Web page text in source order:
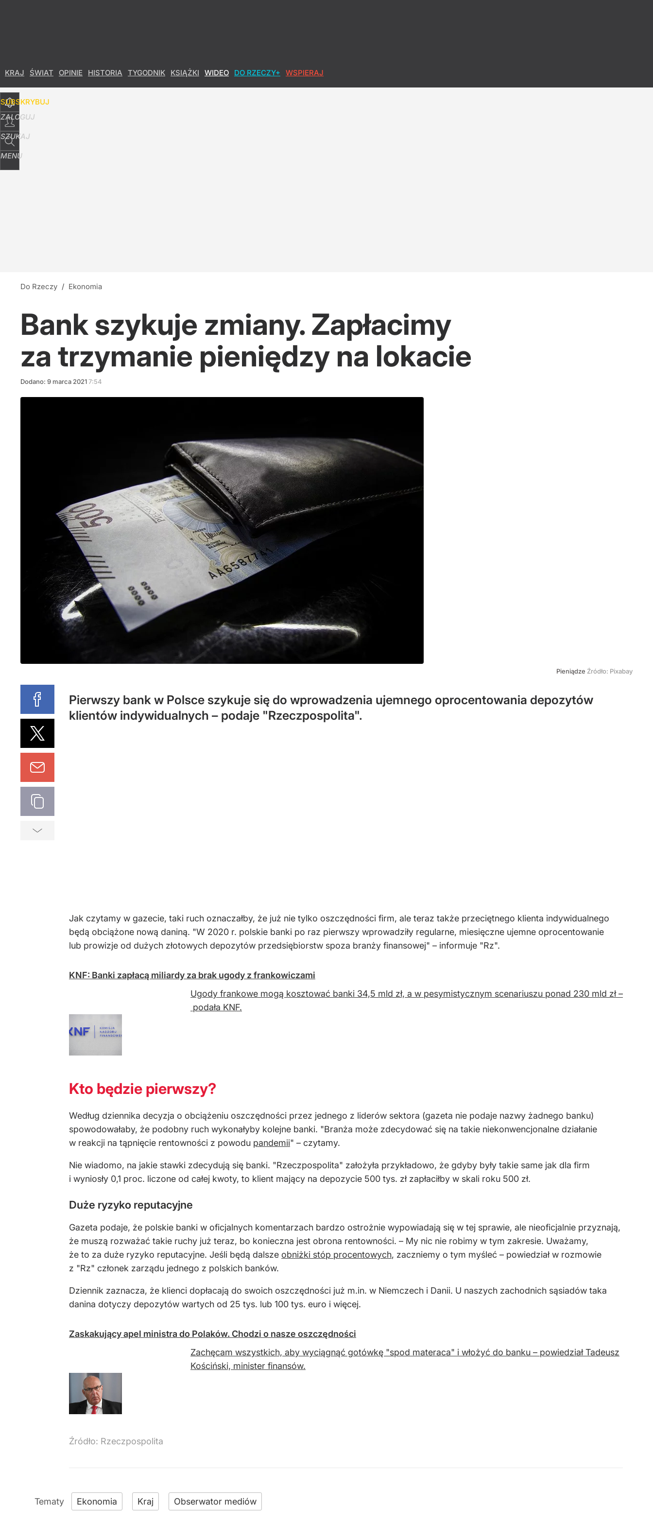
KRAJ ŚWIAT OPINIE HISTORIA TYGODNIK KSIĄŻKI WIDEO DO RZECZY+ WSPIERAJ
SUBSKRYBUJ
ZALOGUJ
SZUKAJ
MENU
Do Rzeczy / Ekonomia
Bank szykuje zmiany. Zapłacimy
za trzymanie pieniędzy na lokacie
Dodano: 9 marca 20217:54
Pieniądze Źródło: Pixabay
Pierwszy bank w Polsce szykuje się do wprowadzenia ujemnego oprocentowania depozytów
klientów indywidualnych – podaje "Rzeczpospolita".
Jak czytamy w gazecie, taki ruch oznaczałby, że już nie tylko oszczędności firm, ale teraz także przeciętnego klienta indywidualnego
będą obciążone nową daniną. "W 2020 r. polskie banki po raz pierwszy wprowadziły regularne, miesięczne ujemne oprocentowanie
lub prowizje od dużych złotowych depozytów przedsiębiorstw spoza branży finansowej" – informuje "Rz".
KNF: Banki zapłacą miliardy za brak ugody z frankowiczami
Ugody frankowe mogą kosztować banki 34,5 mld zł, a w pesymistycznym scenariuszu ponad 230 mld zł –
podała KNF.
Kto będzie pierwszy?
Według dziennika decyzja o obciążeniu oszczędności przez jednego z liderów sektora (gazeta nie podaje nazwy żadnego banku)
spowodowałaby, że podobny ruch wykonałyby kolejne banki. "Branża może zdecydować się na takie niekonwencjonalne działanie
w reakcji na tąpnięcie rentowności z powodu pandemii" – czytamy.
Nie wiadomo, na jakie stawki zdecydują się banki. "Rzeczpospolita" założyła przykładowo, że gdyby były takie same jak dla firm
i wyniosły 0,1 proc. liczone od całej kwoty, to klient mający na depozycie 500 tys. zł zapłaciłby w skali roku 500 zł.
Duże ryzyko reputacyjne
Gazeta podaje, że polskie banki w oficjalnych komentarzach bardzo ostrożnie wypowiadają się w tej sprawie, ale nieoficjalnie przyznają,
że muszą rozważać takie ruchy już teraz, bo konieczna jest obrona rentowności. – My nic nie robimy w tym zakresie. Uważamy,
że to za duże ryzyko reputacyjne. Jeśli będą dalsze obniżki stóp procentowych, zaczniemy o tym myśleć – powiedział w rozmowie
z "Rz" członek zarządu jednego z polskich banków.
Dziennik zaznacza, że klienci dopłacają do swoich oszczędności już m.in. w Niemczech i Danii. U naszych zachodnich sąsiadów taka
danina dotyczy depozytów wartych od 25 tys. lub 100 tys. euro i więcej.
Zaskakujący apel ministra do Polaków. Chodzi o nasze oszczędności
Zachęcam wszystkich, aby wyciągnąć gotówkę "spod materaca" i włożyć do banku – powiedział Tadeusz
Kościński, minister finansów.
Źródło: Rzeczpospolita
Ekonomia Kraj Obserwator mediów